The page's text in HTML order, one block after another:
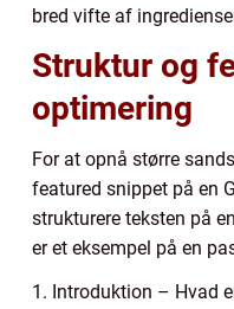
bred vifte af
Struktur og
optimering
For at opnå større
featured snippet på en
strukturere teksten på
er et eksempel på en
1. Introduktion – Hvad